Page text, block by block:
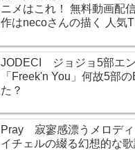
ニメはこれ！ 無料動画配
作はnecoさんの描く 人気
JODECI ジョジョ5部エ
「Freek'n You」何故5部
た？
Pray 寂寥感漂うメロディ
イチェルの綴る幻想的な歌